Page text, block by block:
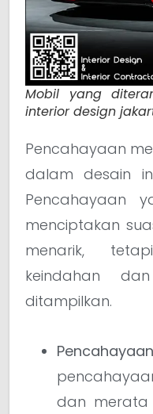
Mobil yang
interior design
Pencahayaan
dalam desain
Pencahayaan
menciptakan
menarik,
keindahan
ditampilkan.
dan merata